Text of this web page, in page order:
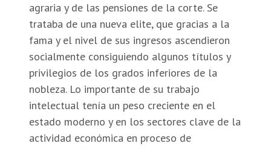
agraria y de las pensiones de la corte. Se
trataba de una nueva elite, que gracias a la
fama y el nivel de sus ingresos ascendieron
socialmente consiguiendo algunos títulos y
privilegios de los grados inferiores de la
nobleza. Lo importante de su trabajo
intelectual tenía un peso creciente en el
estado moderno y en los sectores clave de la
actividad económica en proceso de